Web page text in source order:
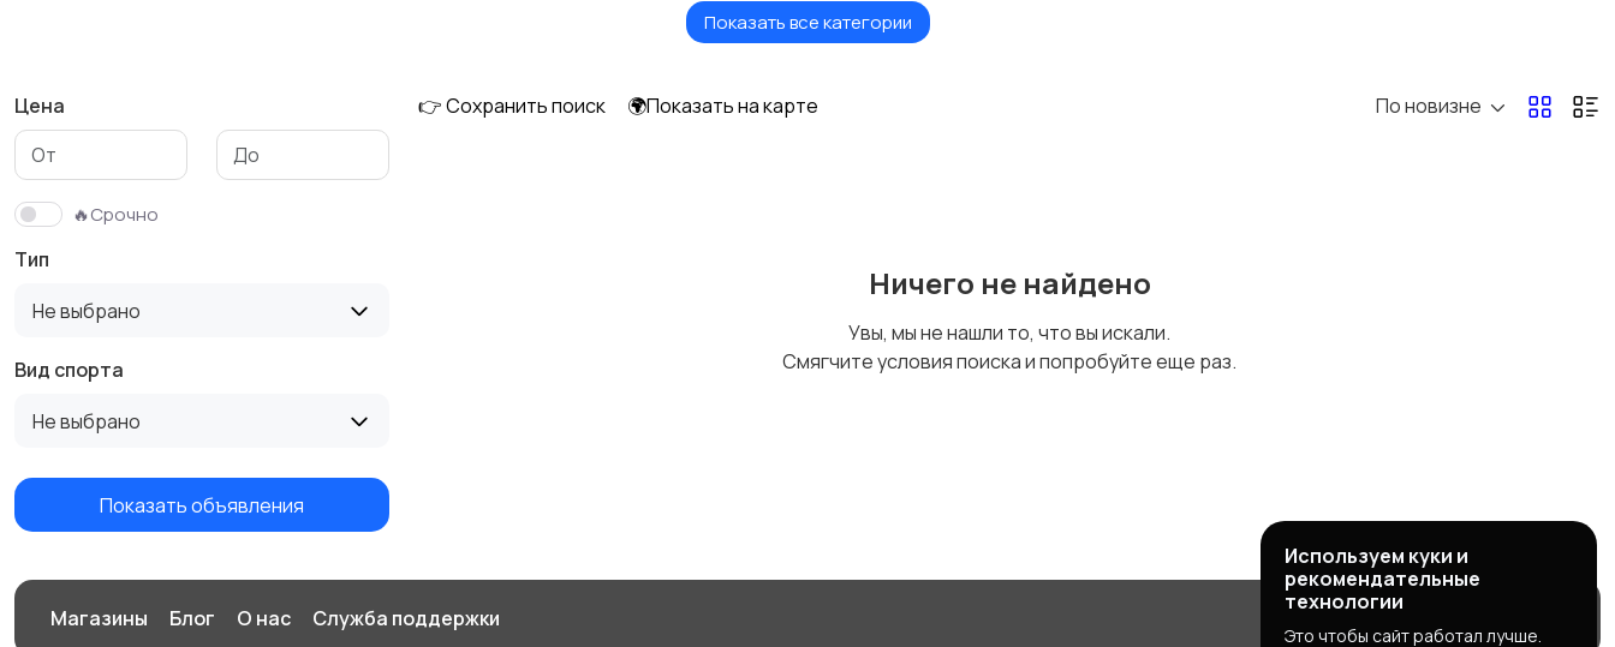
Игры с мячом Охота и рыбалка
Тренажеры и фитнес Спортивное питание
Показать все категории
Цена
🔥Срочно
Тип
Не выбрано
Вид спорта
Не выбрано
Показать объявления
👉 Сохранить поиск 🌍Показать на карте По новизне
Ничего не найдено
Увы, мы не нашли то, что вы искали.
Смягчите условия поиска и попробуйте еще раз.
Магазины Блог О нас Служба поддержки
Используем куки и
рекомендательные
технологии
Это чтобы сайт работал лучше.